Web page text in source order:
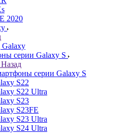
2020
Galaxy
серии Galaxy S
Назад
серии Galaxy S
S22
S22 Ultra
S23
S23FE
S23 Ultra
S24 Ultra